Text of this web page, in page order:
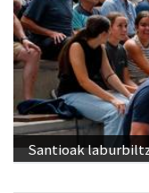
Santioak